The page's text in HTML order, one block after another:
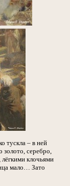
тускла – в ней
золото, серебро,
клочьями
мало… Зато